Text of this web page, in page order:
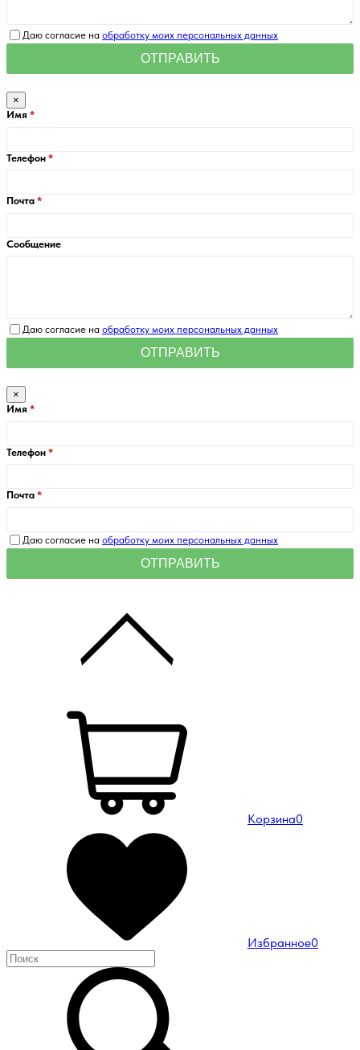
Даю согласие на обработку моих персональных данных
×
Имя
Телефон
Почта
Сообщение
Даю согласие на обработку моих персональных данных
×
Имя
Телефон
Почта
Даю согласие на обработку моих персональных данных
Корзина0
Избранное0